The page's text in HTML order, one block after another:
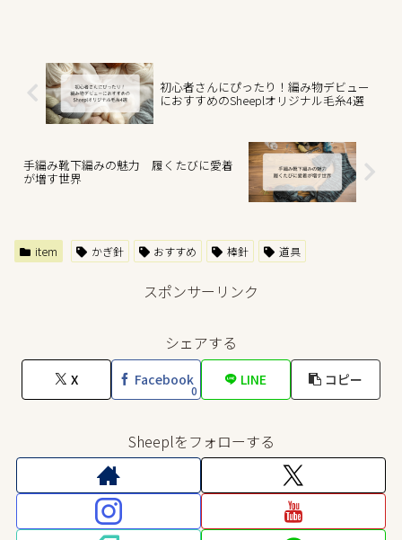
初心者さんにぴったり！編み物デビュー
におすすめのSheeplオリジナル毛糸4選
手編み靴下編みの魅力 履くたびに愛着
が増す世界
item かぎ針 おすすめ 棒針 道具
スポンサーリンク
シェアする
X Facebook
0
LINE コピー
Sheeplをフォローする